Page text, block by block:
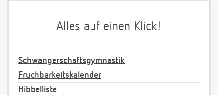
Alles auf einen Klick!
Schwangerschaftsgymnastik
Fruchbarkeitskalender
Hibbelliste